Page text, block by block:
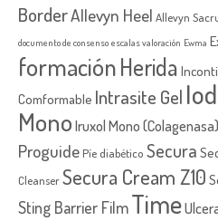
BorderAllevyn Heel Allevyn
documento de consenso escalas valoración Ewma
formaciónHerida
Comformable Intrasite Gel
MonoIruxol Mono (Colagenasa)
Proguide Píe diabético Secura
CleanserSecura Cream Z10
Sting Barrier FilmTime